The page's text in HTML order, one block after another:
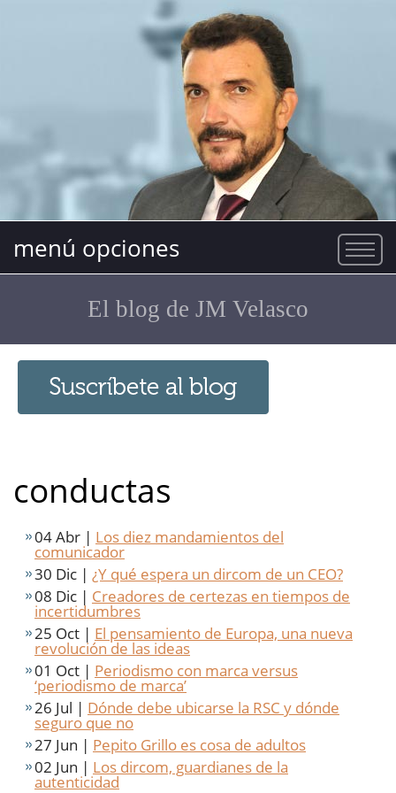
menú opciones
El blog de JM Velasco
conductas
04 Abr | Los diez mandamientos del
comunicador
30 Dic | ¿Y qué espera un dircom de un CEO?
08 Dic | Creadores de certezas en tiempos de
incertidumbres
25 Oct | El pensamiento de Europa, una nueva
revolución de las ideas
01 Oct | Periodismo con marca versus
‘periodismo de marca’
26 Jul | Dónde debe ubicarse la RSC y dónde
seguro que no
27 Jun | Pepito Grillo es cosa de adultos
02 Jun | Los dircom, guardianes de la
autenticidad